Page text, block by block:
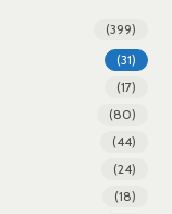
(399)
(31)
(17)
(80)
(44)
(24)
(18)